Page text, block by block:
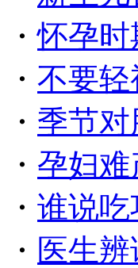
・怀孕
・ 不要
・ 季节
・ 孕妇
・ 谁说吃
・ 医生